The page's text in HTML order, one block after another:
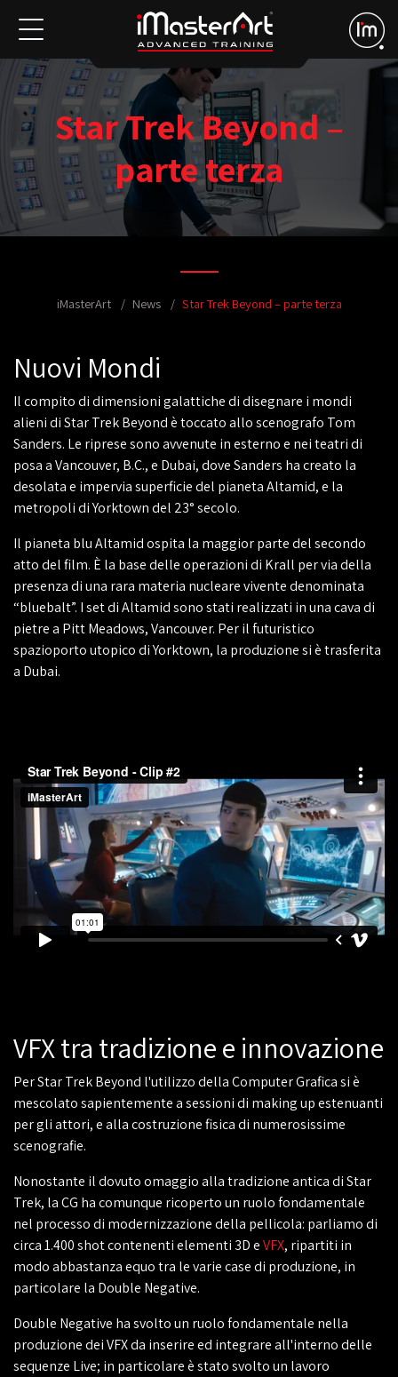
Star Trek Beyond –
parte terza
iMasterArt News Star Trek Beyond – parte terza
Nuovi Mondi
Il compito di dimensioni galattiche di disegnare i mondi
alieni di Star Trek Beyond è toccato allo scenografo Tom
Sanders. Le riprese sono avvenute in esterno e nei teatri di
posa a Vancouver, B.C., e Dubai, dove Sanders ha creato la
desolata e impervia superficie del pianeta Altamid, e la
metropoli di Yorktown del 23° secolo.
Il pianeta blu Altamid ospita la maggior parte del secondo
atto del film. È la base delle operazioni di Krall per via della
presenza di una rara materia nucleare vivente denominata
“bluebalt”. I set di Altamid sono stati realizzati in una cava di
pietre a Pitt Meadows, Vancouver. Per il futuristico
spazioporto utopico di Yorktown, la produzione si è trasferita
a Dubai.
VFX tra tradizione e innovazione
Per Star Trek Beyond l'utilizzo della Computer Grafica si è
mescolato sapientemente a sessioni di making up estenuanti
per gli attori, e alla costruzione fisica di numerosissime
scenografie.
Nonostante il dovuto omaggio alla tradizione antica di Star
Trek, la CG ha comunque ricoperto un ruolo fondamentale
nel processo di modernizzazione della pellicola: parliamo di
circa 1.400 shot contenenti elementi 3D eVFX, ripartiti in
modo abbastanza equo tra le varie case di produzione, in
particolare la Double Negative.
Double Negative ha svolto un ruolo fondamentale nella
produzione dei VFX da inserire ed integrare all'interno delle
sequenze Live; in particolare è stato svolto un lavoro